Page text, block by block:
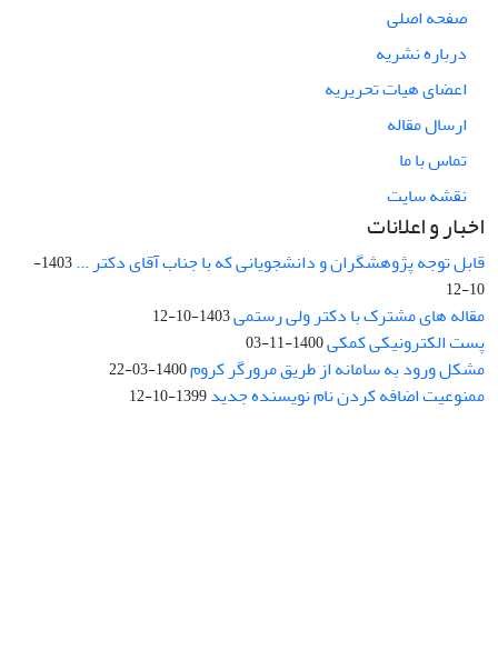
صفحه اصلی
درباره نشریه
اعضای هیات تحریریه
ارسال مقاله
تماس با ما
نقشه سایت
اخبار و اعلانات
قابل توجه پژوهشگران و دانشجویانی که با جناب آقای دکتر ...
1403-
10-12
مقاله های مشترک با دکتر ولی رستمی1403-10-12
پست الکترونیکی کمکی1400-11-03
مشکل ورود به سامانه از طریق مرورگر کروم1400-03-22
ممنوعیت اضافه کردن نام نویسنده جدید1399-10-12